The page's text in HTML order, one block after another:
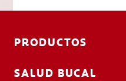
PRODUCTOS
SALUD BUCAL